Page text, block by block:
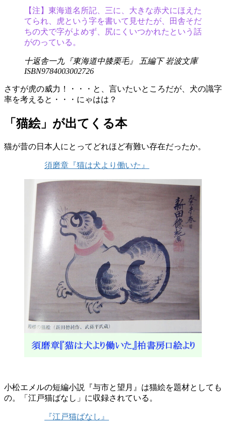
【注】東海道名所記、三に、大きな赤犬にほえた
てられ、虎という字を書いて見せたが、田舎そだ
ちの犬で字がよめず、尻にくいつかれたという話
がのっている。
十返舎一九『東海道中膝栗毛』 五編下 岩波文庫
ISBN9784003002726
さすが虎の威力！・・・と、言いたいところだが、犬の識字
率を考えると・・・にゃはは？
「猫絵」が出てくる本
猫が昔の日本人にとってどれほど有難い存在だったか。
須磨章『猫は犬より働いた』
小松エメルの短編小説『与市と望月』は猫絵を題材としても
の。「江戸猫ばなし」に収録されている。
『江戸猫ばなし』